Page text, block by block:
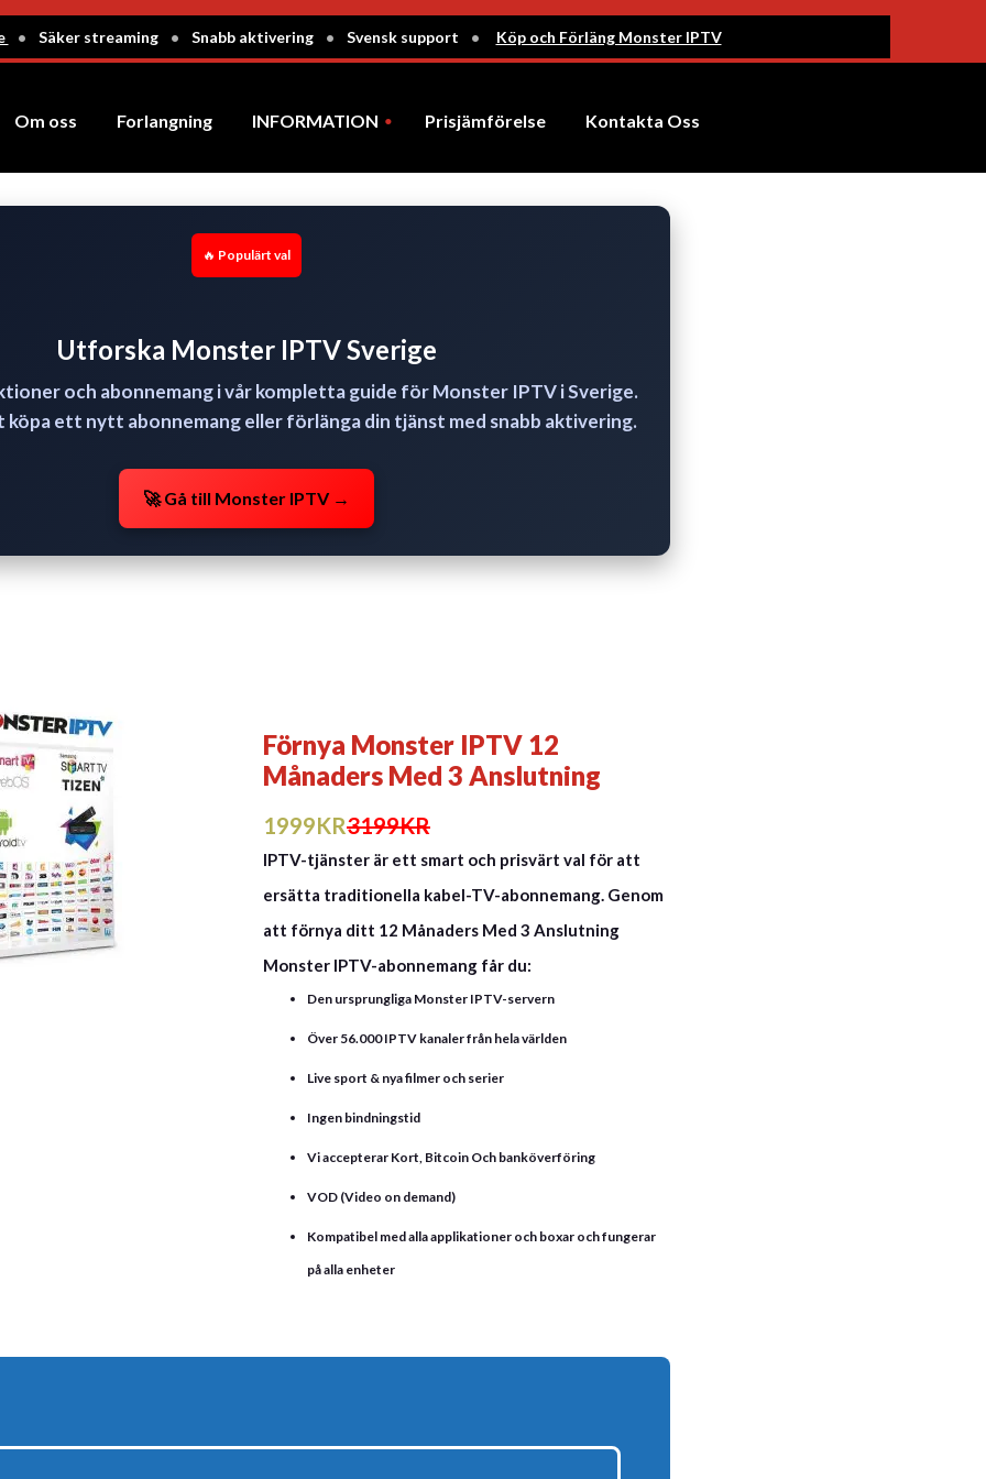
• Säker streaming • Snabb aktivering • Svensk support • Köp och Förläng Monster IPTV
Om oss Forlangning INFORMATION
Betalning via Bitcoin
Prisjämförelse Kontakta Oss
🔥 Populärt val
Utforska Monster IPTV Sverige
och abonnemang i vår kompletta guide förMonster IPTVi Sverige.
köpa ett nytt abonnemang eller förlänga din tjänst med snabb aktivering.
🚀 Gå till Monster IPTV →
Förnya Monster IPTV 12
Månaders Med 3 Anslutning
1999KR3199KR
IPTV-tjänster är ett smart och prisvärt val för att
ersätta traditionella kabel-TV-abonnemang. Genom
att förnya ditt 12 Månaders Med 3 Anslutning
Monster IPTV-abonnemang får du:
Den ursprungliga Monster IPTV-servern
Över 56.000 IPTV kanaler från hela världen
Live sport & nya filmer och serier
Ingen bindningstid
Vi accepterar Kort, Bitcoin Och banköverföring
VOD (Video on demand)
Kompatibel med alla applikationer och boxar och fungerar
på alla enheter